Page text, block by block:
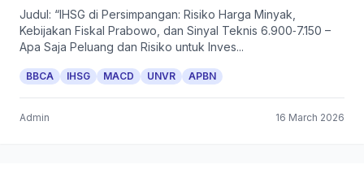
Judul: “IHSG di Persimpangan: Risiko Harga Minyak,
Kebijakan Fiskal Prabowo, dan Sinyal Teknis 6.900‑7.150 –
Apa Saja Peluang dan Risiko untuk Inves...
BBCA IHSG MACD UNVR APBN
Admin 16 March 2026